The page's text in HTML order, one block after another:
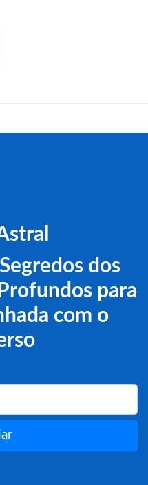
dos
para
com o